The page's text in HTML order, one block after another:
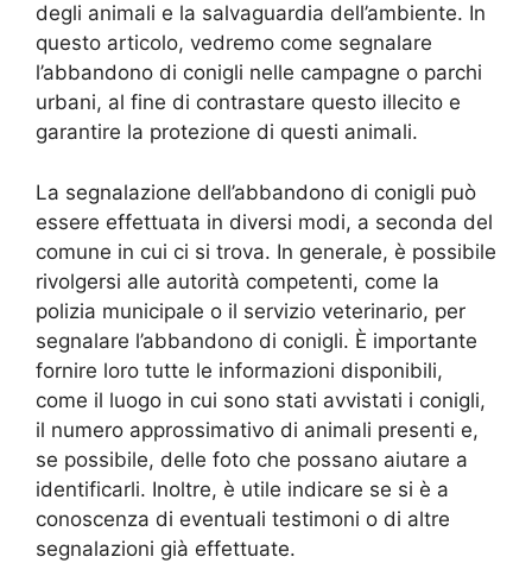
degli animali e la salvaguardia dell’ambiente. In
questo articolo, vedremo come segnalare
l’abbandono di conigli nelle campagne o parchi
urbani, al fine di contrastare questo illecito e
garantire la protezione di questi animali.
La segnalazione dell’abbandono di conigli può
essere effettuata in diversi modi, a seconda del
comune in cui ci si trova. In generale, è possibile
rivolgersi alle autorità competenti, come la
polizia municipale o il servizio veterinario, per
segnalare l’abbandono di conigli. È importante
fornire loro tutte le informazioni disponibili,
come il luogo in cui sono stati avvistati i conigli,
il numero approssimativo di animali presenti e,
se possibile, delle foto che possano aiutare a
identificarli. Inoltre, è utile indicare se si è a
conoscenza di eventuali testimoni o di altre
segnalazioni già effettuate.